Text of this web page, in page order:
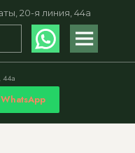
44а
WhatsApp
20-я линия, 44а